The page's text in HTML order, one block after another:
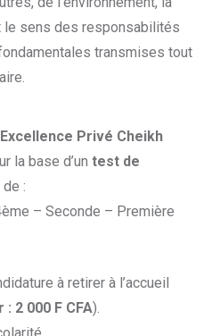
le sens des responsabilités
transmises tout
Privé Cheikh
la base d’un test de
:
– Seconde – Première
à retirer à l’accueil
2 000 F CFA).